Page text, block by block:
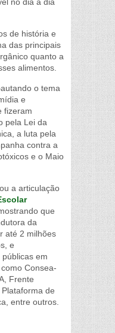
de história e
das principais
quanto a
alimentos.
o tema
e
fizeram
pela Lei da
a luta pela
contra a
e o Maio
a articulação
mostrando que
da
até 2 milhões
e
em
Consea-
Frente
de
entre outros.